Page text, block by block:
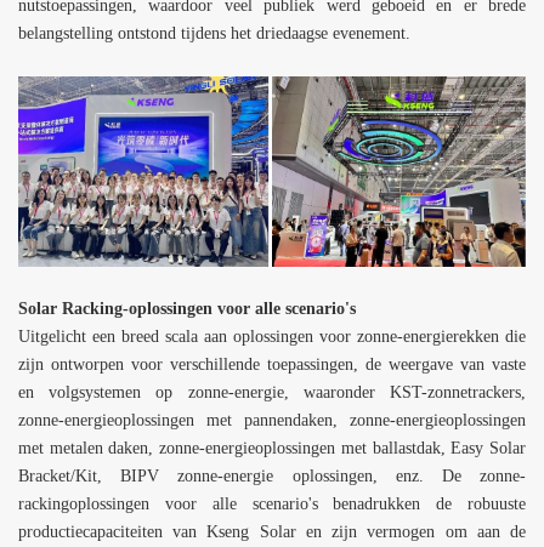
nutstoepassingen, waardoor veel publiek werd geboeid en er brede
belangstelling ontstond tijdens het driedaagse evenement.
Solar Racking-oplossingen voor alle scenario's
Uitgelicht een breed scala aan oplossingen voor zonne-energierekken die
zijn ontworpen voor verschillende toepassingen, de weergave van vaste
en volgsystemen op zonne-energie, waaronder KST-zonnetrackers,
zonne-energieoplossingen met pannendaken, zonne-energieoplossingen
met metalen daken, zonne-energieoplossingen met ballastdak, Easy Solar
Bracket/Kit, BIPV zonne-energie oplossingen, enz. De zonne-
rackingoplossingen voor alle scenario's benadrukken de robuuste
productiecapaciteiten vanKseng Solaren zijn vermogen om aan de